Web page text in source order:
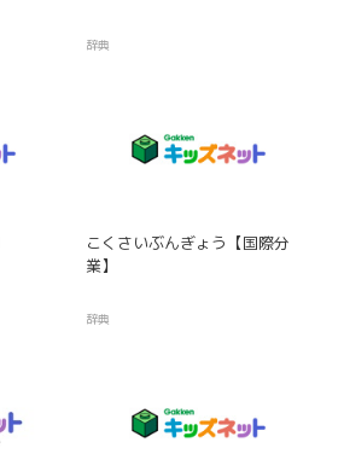
辞典
こくさいぶんぎょう【国際分
業】
辞典